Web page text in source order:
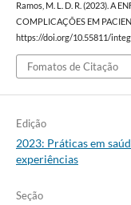
Ramos, M. L. D. R. (2023). A
COMPLICAÇÕES EM
https://doi.org/10.55811/
Fomatos de Citação
Edição
2023: Práticas em
experiências
Seção